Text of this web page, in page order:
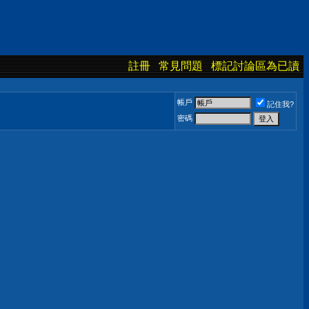
註冊 常見問題 標記討論區為已讀
帳戶
記住我?
密碼